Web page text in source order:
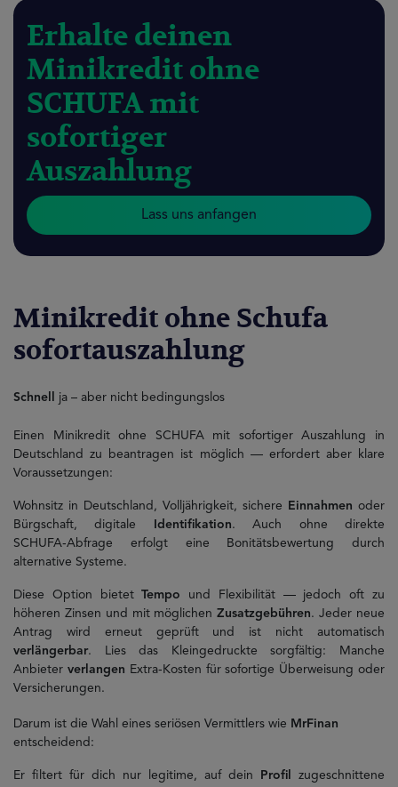
Erhalte deinen
Minikredit ohne
SCHUFA mit
sofortiger
Auszahlung
Lass uns anfangen
Minikredit ohne Schufa
sofortauszahlung
Schnell ja – aber nicht bedingungslos
Einen Minikredit ohne SCHUFA mit sofortiger Auszahlung in
Deutschland zu beantragen ist möglich — erfordert aber klare
Voraussetzungen:
Wohnsitz in Deutschland, Volljährigkeit, sichere Einnahmen oder
Bürgschaft, digitale
Identifikation. Auch ohne direkte
SCHUFA‑Abfrage erfolgt eine Bonitätsbewertung durch
alternative Systeme.
Diese Option bietetTempo und Flexibilität — jedoch oft zu
höheren Zinsen und mit möglichenZusatzgebühren. Jeder neue
Antrag wird erneut geprüft und ist nicht automatisch
verlängerbar. Lies das Kleingedruckte sorgfältig: Manche
Anbieter verlangen Extra‑Kosten für sofortige Überweisung oder
Versicherungen.
Darum ist die Wahl eines seriösen Vermittlers wie MrFinan
entscheidend:
Er filtert für dich nur legitime, auf dein Profil zugeschnittene